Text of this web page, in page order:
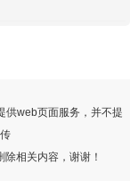
供web页面服务，并不提
相关内容，谢谢！